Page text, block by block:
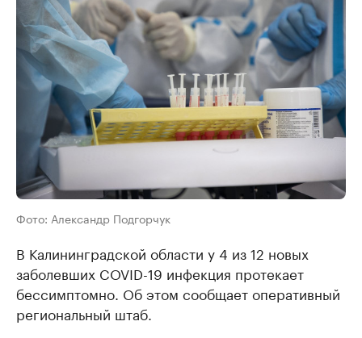
Фото: Александр Подгорчук
В Калининградской области у 4 из 12 новых
заболевших COVID-19 инфекция протекает
бессимптомно. Об этом сообщает оперативный
региональный штаб.